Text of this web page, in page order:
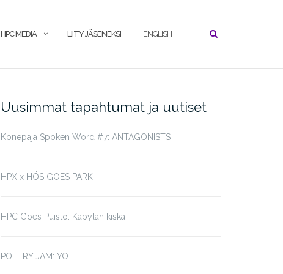
HPC MEDIA LIITY JÄSENEKSI ENGLISH
Uusimmat tapahtumat ja uutiset
Konepaja Spoken Word #7: ANTAGONISTS
HPX x HÖS GOES PARK
HPC Goes Puisto: Käpylän kiska
POETRY JAM: YÖ